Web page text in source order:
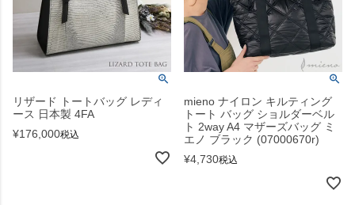
リザード トートバッグ レディ
ース 日本製 4FA
¥176,000税込
mieno ナイロン キルティング
トート バッグ ショルダーベル
ト 2way A4 マザーズバッグ ミ
エノ ブラック (07000670r)
¥4,730税込